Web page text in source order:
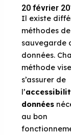
20 février
Il existe
méthodes de
sauvegarde
données.
méthode
s’assurer de
l’
données
au bon